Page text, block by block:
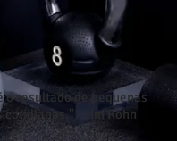
o resultado de pequenas
- Jim Rohn